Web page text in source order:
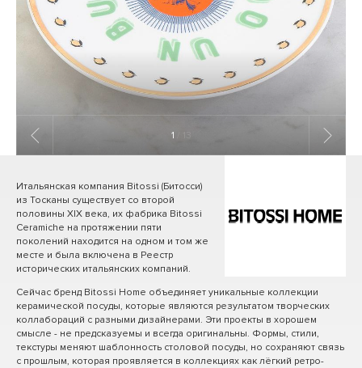
1
Итальянская компания Bitossi (Битосси)
из Тосканы существует со второй
половины XIX века, их фабрика Bitossi
Ceramiche на протяжении пяти
поколений находится на одном и том же
месте и была включена в Реестр
исторических итальянских компаний.
Сейчас бренд Bitossi Home объединяет уникальные коллекции
керамической посуды, которые являются результатом творческих
коллабораций с разными дизайнерами. Эти проекты в хорошем
смысле - не предсказуемы и всегда оригинальны. Формы, стили,
текстуры меняют шаблонность столовой посуды, но сохраняют связь
с прошлым, которая проявляется в коллекциях как лёгкий ретро-